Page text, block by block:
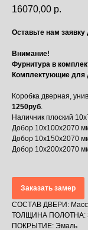
16070,00 р.
Оставьте нам
Внимание!
Фурнитура в
Комплектующие для
Коробка дверная,
1250руб.
Наличник плоский
Добор 10х100х2070
Добор 10х150х2070
Добор 10х200х2070
Заказать замер
СОСТАВ ДВЕРИ:
ТОЛЩИНА ПОЛОТНА:
ПОКРЫТИЕ: Эмаль